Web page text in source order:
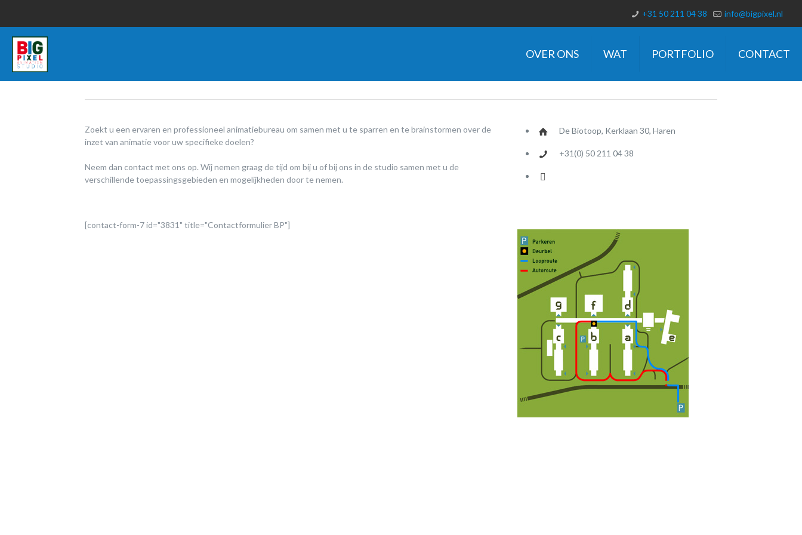
+31 50 211 04 38 info@bigpixel.nl
OVER ONS WAT PORTFOLIO CONTACT
Zoekt u een ervaren en professioneel animatiebureau om samen met u te sparren en te brainstormen over de
inzet van animatie voor uw specifieke doelen?
Neem dan contact met ons op. Wij nemen graag de tijd om bij u of bij ons in de studio samen met u de
verschillende toepassingsgebieden en mogelijkheden door te nemen.
De Biotoop, Kerklaan 30, Haren
+31(0) 50 211 04 38
[contact-form-7 id="3831" title="Contactformulier BP"]